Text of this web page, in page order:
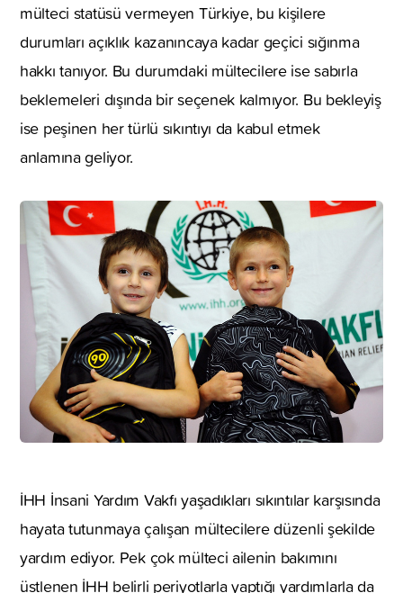
mülteci statüsü vermeyen Türkiye, bu kişilere
durumları açıklık kazanıncaya kadar geçici sığınma
hakkı tanıyor. Bu durumdaki mültecilere ise sabırla
beklemeleri dışında bir seçenek kalmıyor. Bu bekleyiş
ise peşinen her türlü sıkıntıyı da kabul etmek
anlamına geliyor.
İHH İnsani Yardım Vakfı yaşadıkları sıkıntılar karşısında
hayata tutunmaya çalışan mültecilere düzenli şekilde
yardım ediyor. Pek çok mülteci ailenin bakımını
üstlenen İHH belirli periyotlarla yaptığı yardımlarla da